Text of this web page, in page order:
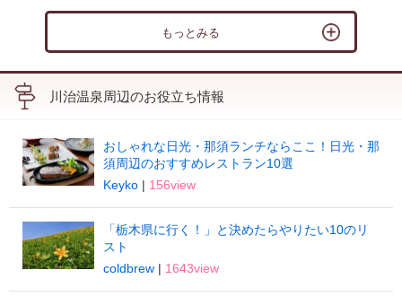
もっとみる
川治温泉周辺のお役立ち情報
おしゃれな日光・那須ランチならここ！日光・那
須周辺のおすすめレストラン10選
Keyko| 156view
「栃木県に行く！」と決めたらやりたい10のリ
スト
coldbrew| 1643view